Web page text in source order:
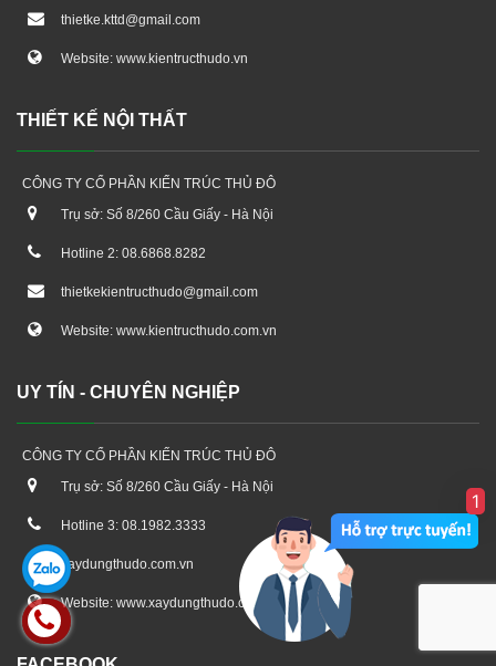
thietke.kttd@gmail.com
Website: www.kientructhudo.vn
THIẾT KẾ NỘI THẤT
CÔNG TY CỔ PHẦN KIẾN TRÚC THỦ ĐÔ
Trụ sở: Số 8/260 Cầu Giấy - Hà Nội
Hotline 2: 08.6868.8282
thietkekientructhudo@gmail.com
Website: www.kientructhudo.com.vn
UY TÍN - CHUYÊN NGHIỆP
CÔNG TY CỔ PHẦN KIẾN TRÚC THỦ ĐÔ
Trụ sở: Số 8/260 Cầu Giấy - Hà Nội
Hotline 3: 08.1982.3333
xaydungthudo.com.vn
Website: www.xaydungthudo.com.vn
1